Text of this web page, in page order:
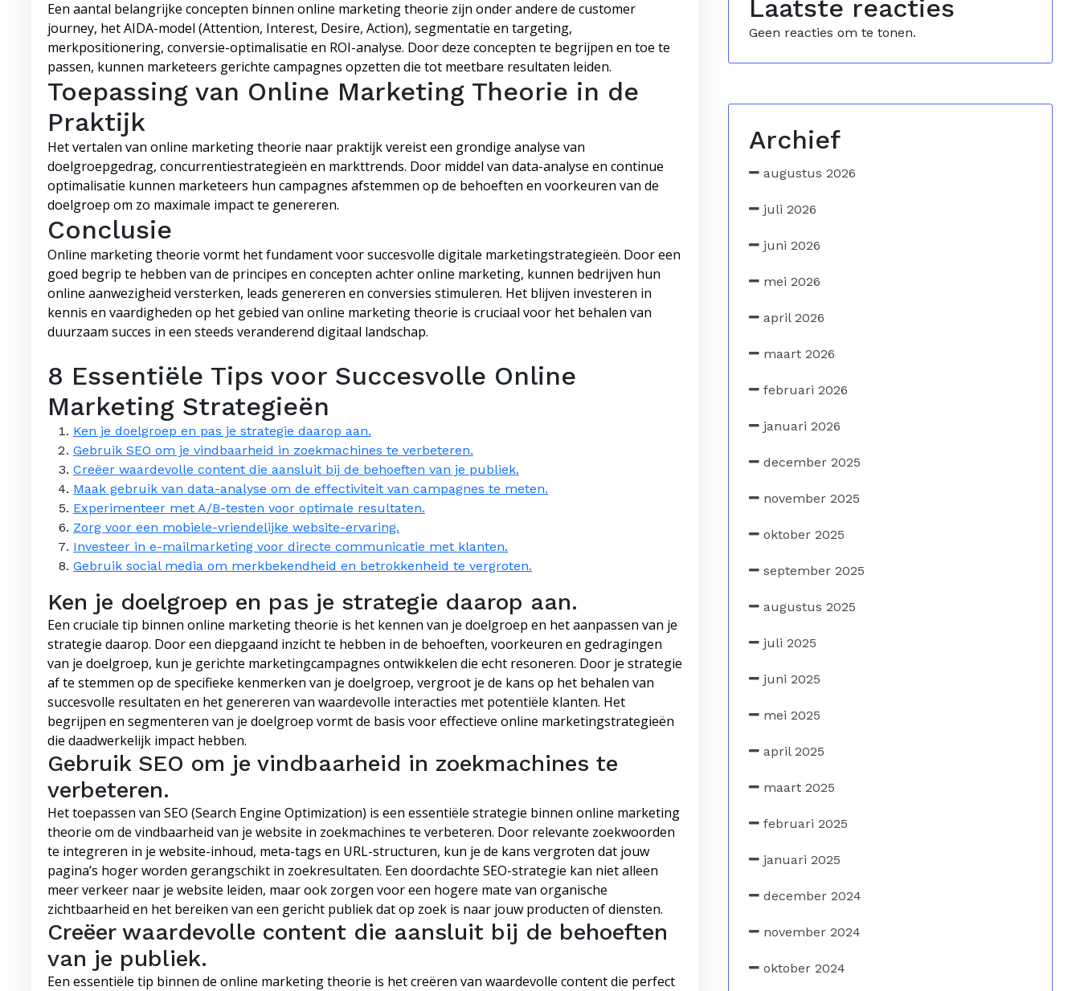
Een aantal belangrijke concepten binnen online marketing theorie zijn onder andere de customer
journey, het AIDA-model (Attention, Interest, Desire, Action), segmentatie en targeting,
merkpositionering, conversie-optimalisatie en ROI-analyse. Door deze concepten te begrijpen en toe te
passen, kunnen marketeers gerichte campagnes opzetten die tot meetbare resultaten leiden.
Toepassing van Online Marketing Theorie in de
Praktijk
Het vertalen van online marketing theorie naar praktijk vereist een grondige analyse van
doelgroepgedrag, concurrentiestrategieën en markttrends. Door middel van data-analyse en continue
optimalisatie kunnen marketeers hun campagnes afstemmen op de behoeften en voorkeuren van de
doelgroep om zo maximale impact te genereren.
Conclusie
Online marketing theorie vormt het fundament voor succesvolle digitale marketingstrategieën. Door een
goed begrip te hebben van de principes en concepten achter online marketing, kunnen bedrijven hun
online aanwezigheid versterken, leads genereren en conversies stimuleren. Het blijven investeren in
kennis en vaardigheden op het gebied van online marketing theorie is cruciaal voor het behalen van
duurzaam succes in een steeds veranderend digitaal landschap.
8 Essentiële Tips voor Succesvolle Online
Marketing Strategieën
Ken je doelgroep en pas je strategie daarop aan.
Gebruik SEO om je vindbaarheid in zoekmachines te verbeteren.
Creëer waardevolle content die aansluit bij de behoeften van je publiek.
Maak gebruik van data-analyse om de effectiviteit van campagnes te meten.
Experimenteer met A/B-testen voor optimale resultaten.
Zorg voor een mobiele-vriendelijke website-ervaring.
Investeer in e-mailmarketing voor directe communicatie met klanten.
Gebruik social media om merkbekendheid en betrokkenheid te vergroten.
Ken je doelgroep en pas je strategie daarop aan.
Een cruciale tip binnen online marketing theorie is het kennen van je doelgroep en het aanpassen van je
strategie daarop. Door een diepgaand inzicht te hebben in de behoeften, voorkeuren en gedragingen
van je doelgroep, kun je gerichte marketingcampagnes ontwikkelen die echt resoneren. Door je strategie
af te stemmen op de specifieke kenmerken van je doelgroep, vergroot je de kans op het behalen van
succesvolle resultaten en het genereren van waardevolle interacties met potentiële klanten. Het
begrijpen en segmenteren van je doelgroep vormt de basis voor effectieve online marketingstrategieën
die daadwerkelijk impact hebben.
Gebruik SEO om je vindbaarheid in zoekmachines te
verbeteren.
Het toepassen van SEO (Search Engine Optimization) is een essentiële strategie binnen online marketing
theorie om de vindbaarheid van je website in zoekmachines te verbeteren. Door relevante zoekwoorden
te integreren in je website-inhoud, meta-tags en URL-structuren, kun je de kans vergroten dat jouw
pagina’s hoger worden gerangschikt in zoekresultaten. Een doordachte SEO-strategie kan niet alleen
meer verkeer naar je website leiden, maar ook zorgen voor een hogere mate van organische
zichtbaarheid en het bereiken van een gericht publiek dat op zoek is naar jouw producten of diensten.
Creëer waardevolle content die aansluit bij de behoeften
van je publiek.
Een essentiële tip binnen de online marketing theorie is het creëren van waardevolle content die perfect
Laatste reacties
Geen reacties om te tonen.
Archief
augustus 2026
juli 2026
juni 2026
mei 2026
april 2026
maart 2026
februari 2026
januari 2026
december 2025
november 2025
oktober 2025
september 2025
augustus 2025
juli 2025
juni 2025
mei 2025
april 2025
maart 2025
februari 2025
januari 2025
december 2024
november 2024
oktober 2024